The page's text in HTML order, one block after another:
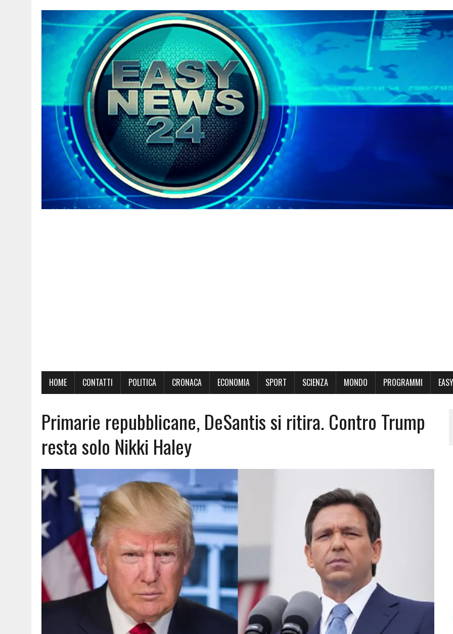
HOME CONTATTI POLITICA CRONACA ECONOMIA SPORT SCIENZA MONDO PROGRAMMI
Primarie repubblicane, DeSantis si ritira. Contro Trump
resta solo Nikki Haley